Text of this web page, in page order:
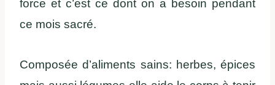
force et c’est ce dont on a besoin pendant
ce mois sacré.
Composée d’aliments sains: herbes, épices